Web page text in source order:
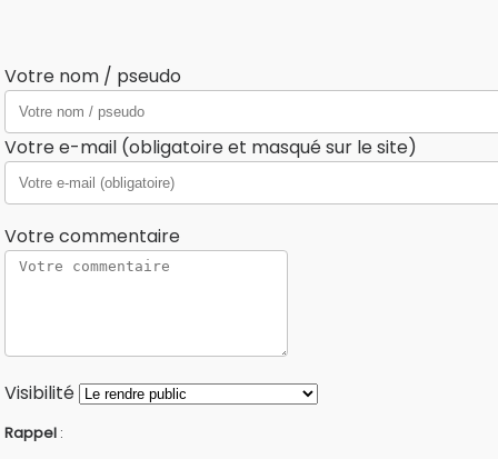
Votre nom / pseudo
Votre e-mail (obligatoire et masqué sur le site)
Votre commentaire
Visibilité
Rappel :